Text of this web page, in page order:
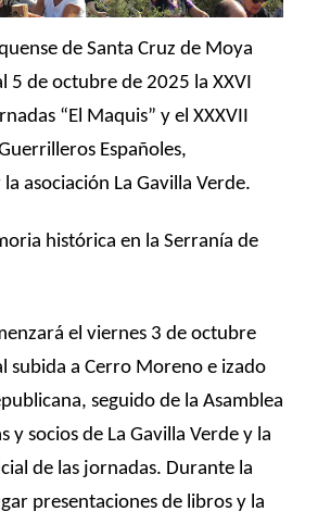
de Santa Cruz de Moya
5 de octubre de 2025 la XXVI
“El Maquis” y el XXXVII
Españoles,
asociación La Gavilla Verde.
histórica en la Serranía de
el viernes 3 de octubre
subida a Cerro Moreno e izado
seguido de la Asamblea
y socios de La Gavilla Verde y la
de las jornadas. Durante la
presentaciones de libros y la